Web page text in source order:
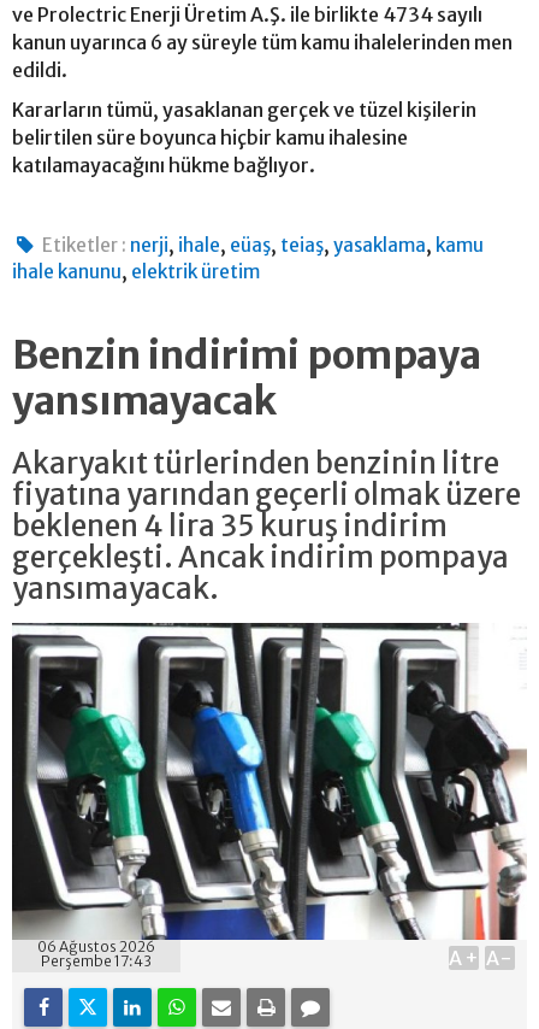
ve Prolectric Enerji Üretim A.Ş. ile birlikte 4734 sayılı
kanun uyarınca 6 ay süreyle tüm kamu ihalelerinden men
edildi.
Kararların tümü, yasaklanan gerçek ve tüzel kişilerin
belirtilen süre boyunca hiçbir kamu ihalesine
katılamayacağını hükme bağlıyor.
Etiketler : nerji, ihale, eüaş, teiaş,yasaklama, kamu
ihale kanunu, elektrik üretim
Benzin indirimi pompaya
yansımayacak
Akaryakıt türlerinden benzinin litre
fiyatına yarından geçerli olmak üzere
beklenen 4 lira 35 kuruş indirim
gerçekleşti. Ancak indirim pompaya
yansımayacak.
06 Ağustos 2026
Perşembe 17:43
A+ A-